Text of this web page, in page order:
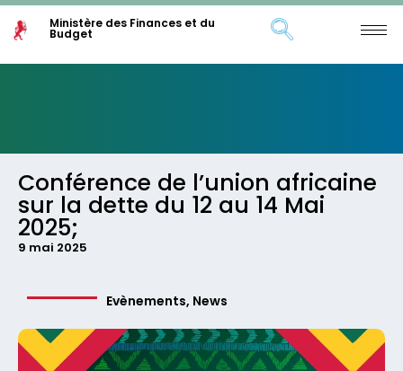
Ministère des Finances et du
Budget
Conférence de l’union africaine
sur la dette du 12 au 14 Mai
2025;
9 mai 2025
Evènements, News